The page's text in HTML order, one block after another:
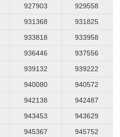
927903
929558
931368
931825
933818
933958
936446
937556
939132
939222
940080
940572
942138
942487
943453
943629
945367
945752